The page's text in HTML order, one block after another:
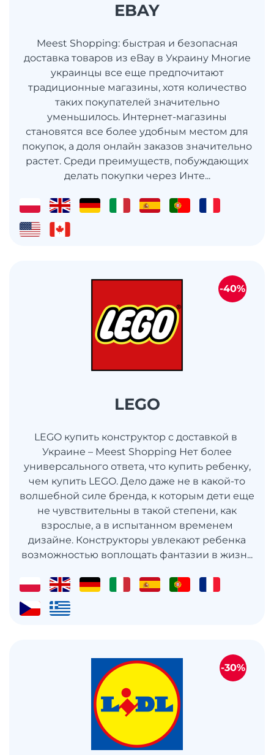
EBAY
Meest Shopping: быстрая и безопасная
доставка товаров из eBay в Украину Многие
украинцы все еще предпочитают
традиционные магазины, хотя количество
таких покупателей значительно
уменьшилось. Интернет-магазины
становятся все более удобным местом для
покупок, а доля онлайн заказов значительно
растет. Среди преимуществ, побуждающих
делать покупки через Инте...
LEGO
LEGO купить конструктор с доставкой в ​​
Украине – Meest Shopping Нет более
универсального ответа, что купить ребенку,
чем купить LEGO. Дело даже не в какой-то
волшебной силе бренда, к которым дети еще
не чувствительны в такой степени, как
взрослые, а в испытанном временем
дизайне. Конструкторы увлекают ребенка
возможностью воплощать фантазии в жизн...
-40%
-30%